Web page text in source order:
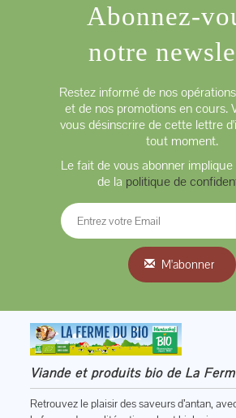
Abonnez-
notre
Restez informé de nos
et de nos promotions en cours.
vous désinscrire de cette lettre
tout moment.
Le fait de vous abonner
de la politique de
M'abonner
Viande et produits bio de La
Retrouvez le plaisir des saveurs d’antan,